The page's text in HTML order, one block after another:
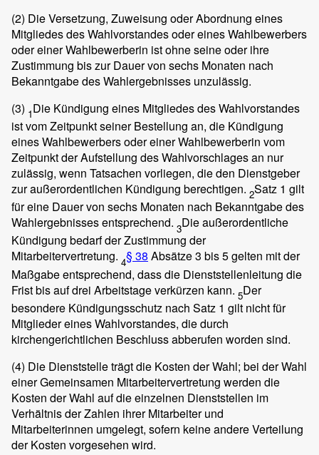
(2) Die Versetzung, Zuweisung oder Abordnung eines
Mitgliedes des Wahlvorstandes oder eines Wahlbewerbers
oder einer Wahlbewerberin ist ohne seine oder ihre
Zustimmung bis zur Dauer von sechs Monaten nach
Bekanntgabe des Wahlergebnisses unzulässig.
(3) 1Die Kündigung eines Mitgliedes des Wahlvorstandes
ist vom Zeitpunkt seiner Bestellung an, die Kündigung
eines Wahlbewerbers oder einer Wahlbewerberin vom
Zeitpunkt der Aufstellung des Wahlvorschlages an nur
zulässig, wenn Tatsachen vorliegen, die den Dienstgeber
zur außerordentlichen Kündigung berechtigen. 2Satz 1 gilt
für eine Dauer von sechs Monaten nach Bekanntgabe des
Wahlergebnisses entsprechend. 3Die außerordentliche
Kündigung bedarf der Zustimmung der
Mitarbeitervertretung. 4§ 38 Absätze 3 bis 5 gelten mit der
Maßgabe entsprechend, dass die Dienststellenleitung die
Frist bis auf drei Arbeitstage verkürzen kann. 5Der
besondere Kündigungsschutz nach Satz 1 gilt nicht für
Mitglieder eines Wahlvorstandes, die durch
kirchengerichtlichen Beschluss abberufen worden sind.
(4) Die Dienststelle trägt die Kosten der Wahl; bei der Wahl
einer Gemeinsamen Mitarbeitervertretung werden die
Kosten der Wahl auf die einzelnen Dienststellen im
Verhältnis der Zahlen ihrer Mitarbeiter und
Mitarbeiterinnen umgelegt, sofern keine andere Verteilung
der Kosten vorgesehen wird.